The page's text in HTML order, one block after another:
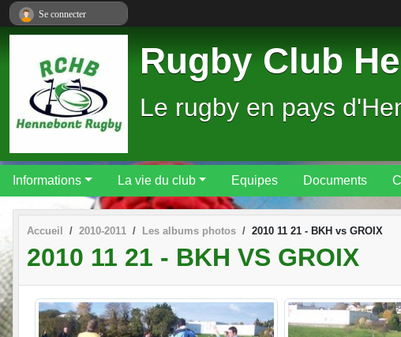
Rugby Club
Le rugby en pays
Informations La vie du club Equipes Documents
Accueil 2010-2011 Les albums photos 2010 11 21 - BKH vs GROIX
2010 11 21 - BKH VS GROIX
Se connecter
Panneau de gestion des cookies